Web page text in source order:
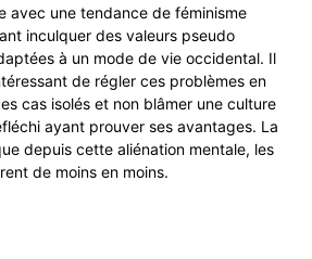
avec une tendance de féminisme
inculquer des valeurs pseudo
à un mode de vie occidental. Il
de régler ces problèmes en
cas isolés et non blâmer une culture
ayant prouver ses avantages. La
depuis cette aliénation mentale, les
de moins en moins.